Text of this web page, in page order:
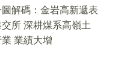
圖解碼：金岩高新遞表
所 深耕煤系高嶺土
業績大增